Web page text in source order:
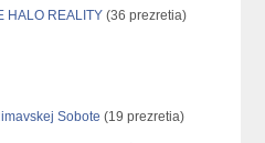
HALO REALITY (36 prezretia)
Sobote (19 prezretia)